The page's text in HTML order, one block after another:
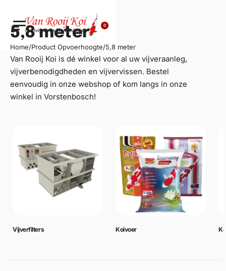
0
5,8 meter
Home/Product Opvoerhoogte/5,8 meter
Van Rooij Koi is dé winkel voor al uw vijveraanleg,
vijverbenodigdheden en vijvervissen. Bestel
eenvoudig in onze webshop of kom langs in onze
winkel in Vorstenbosch!
Vijverfilters Koivoer